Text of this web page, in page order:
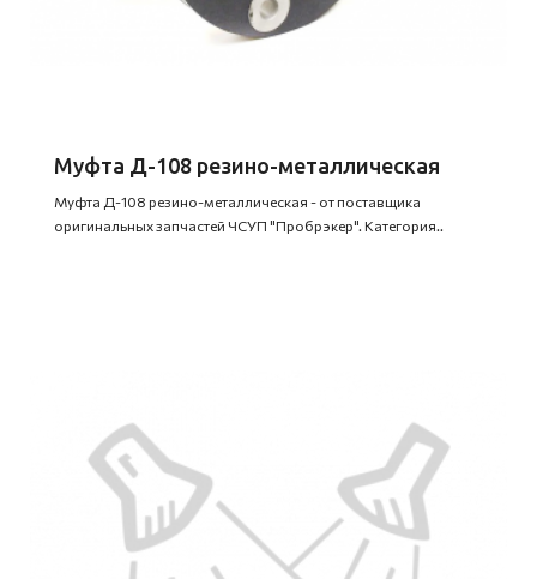
Муфта Д-108 резино-металлическая
Муфта Д-108 резино-металлическая - от поставщика
оригинальных запчастей ЧСУП "Пробрэкер". Категория..